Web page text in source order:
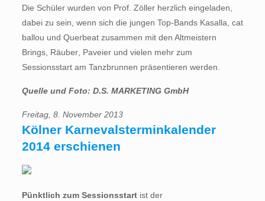
Die Schüler wurden von Prof. Zöller herzlich eingeladen,
dabei zu sein, wenn sich die jungen Top-Bands Kasalla, cat
ballou und Querbeat zusammen mit den Altmeistern
Brings, Räuber, Paveier und vielen mehr zum
Sessionsstart am Tanzbrunnen präsentieren werden.
Quelle und Foto: D.S. MARKETING GmbH
Freitag, 8. November 2013
Kölner Karnevalsterminkalender
2014 erschienen
Pünktlich zum Sessionsstartist der